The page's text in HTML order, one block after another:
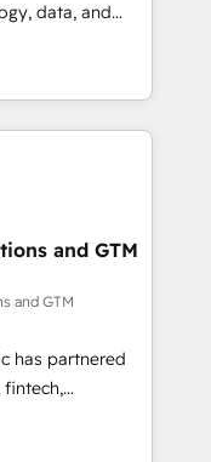
data, and
Founded in
LATAM, and
in building
success
human insight
solutions
and
Impact
HubSpot
Proprietary
team:
and GTM
and GTM
has partnered
fintech,
With
deliver scalable